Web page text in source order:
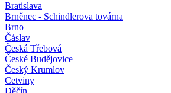
Bratislava
Brněnec - Schindlerova továrna
Brno
Čáslav
Česká Třebová
České Budějovice
Český Krumlov
Cetviny